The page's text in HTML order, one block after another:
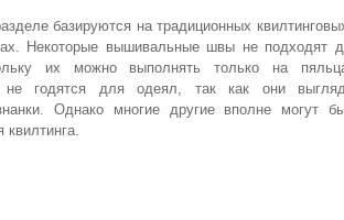
базируются на традиционных
Некоторые вышивальные швы не подходят
их можно выполнять только на
годятся для одеял, так как они
Однако многие другие вполне могут
квилтинга.